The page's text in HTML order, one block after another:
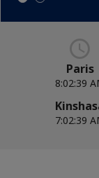
Paris
8:02:41
7:02:41